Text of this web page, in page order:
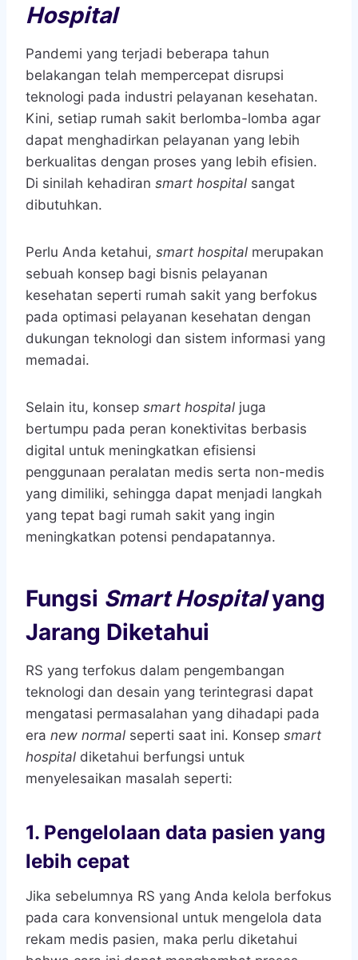
Hospital
Pandemi yang terjadi beberapa tahun
belakangan telah mempercepat disrupsi
teknologi pada industri pelayanan kesehatan.
Kini, setiap rumah sakit berlomba-lomba agar
dapat menghadirkan pelayanan yang lebih
berkualitas dengan proses yang lebih efisien.
Di sinilah kehadiran smart hospital sangat
dibutuhkan.
Perlu Anda ketahui, smart hospital merupakan
sebuah konsep bagi bisnis pelayanan
kesehatan seperti rumah sakit yang berfokus
pada optimasi pelayanan kesehatan dengan
dukungan teknologi dan sistem informasi yang
memadai.
Selain itu, konsep smart hospital juga
bertumpu pada peran konektivitas berbasis
digital untuk meningkatkan efisiensi
penggunaan peralatan medis serta non-medis
yang dimiliki, sehingga dapat menjadi langkah
yang tepat bagi rumah sakit yang ingin
meningkatkan potensi pendapatannya.
Fungsi Smart Hospitalyang
Jarang Diketahui
RS yang terfokus dalam pengembangan
teknologi dan desain yang terintegrasi dapat
mengatasi permasalahan yang dihadapi pada
era new normal seperti saat ini. Konsep smart
hospital diketahui berfungsi untuk
menyelesaikan masalah seperti:
1. Pengelolaan data pasien yang
lebih cepat
Jika sebelumnya RS yang Anda kelola berfokus
pada cara konvensional untuk mengelola data
rekam medis pasien, maka perlu diketahui